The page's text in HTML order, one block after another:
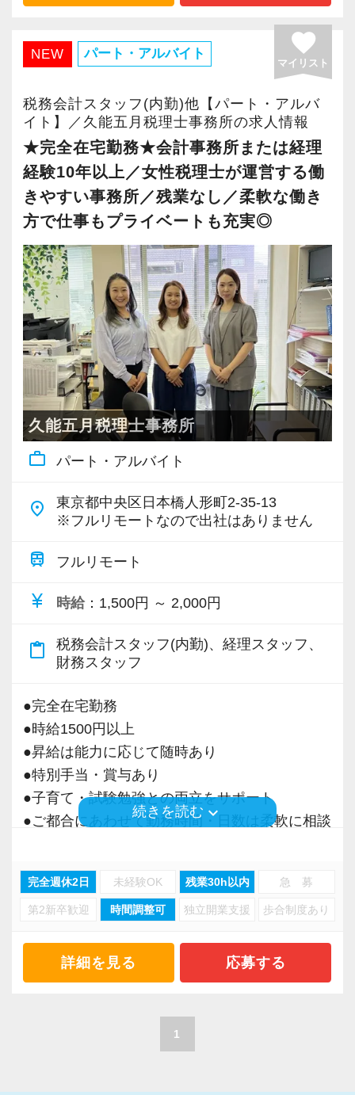
・将来的にマネジメントに関わりたい方
＜まずはカジュアル面談へ＞
・事前に気軽な面談を実施
・仕事内容やキャリアを相談可
・ざっくばらんに質問OK
・納得後に選考へ進めます
・入社時期は柔軟に対応
・半年～1年の調整も可能
まずはカジュアル面談からでも歓迎です
「応募する」からお気軽にご連絡ください。
・有給取得率90％以上
・繁忙期も月30～40h程度
・男性の育休取得率100％
・テレワーク導入済み
・全席デュアルモニタ完備
＜幅広い経験・成長環境＞
・9割が紹介の安定基盤
・一般企業～医療・学校法人まで対応
・個人～大企業まで幅広く経験可能
・税務顧問＋資産税に関与
・相続／事業承継／M&Aにも対応
＜成長中の税理士法人＞
・全国14拠点で事業展開
・従業員240名以上に拡大
・会計・税務・財務・労務まで対応
・書籍購入費／研修費は全額会社負担
・資格取得を目指す社員が多数
＜募集の背景＞
・事業拡大に伴う増員募集
・組織力強化に向けた採用
・将来の中核人材を募集
＜先輩スタッフの声＞
Q. 当事務所を選んだ理由は？
A. 幅広い業務を経験できる点に魅力を感じ、入
Q. 実際に働いてみてどうですか？
A. さまざまな業務を任せてもらえるので、以前
より成長スピードが上がったと感じています。
Q. 職場の雰囲気は？
場だと感じています。
NEW パート・アルバイト favorite
マイリスト
税務会計スタッフ(内勤)他【パート・アルバ
イト】／久能五月税理士事務所の求人情報
★完全在宅勤務★会計事務所または経理
経験10年以上／女性税理士が運営する働
きやすい事務所／残業なし／柔軟な働き
方で仕事もプライベートも充実◎
久能五月税理士事務所
work_outline パート・アルバイト
place
東京都中央区日本橋人形町2-35-13
※フルリモートなので出社はありません
train フルリモート
currency_yen 時給 ：1,500円 ～ 2,000円
content_paste
税務会計スタッフ(内勤)、経理スタッフ、
財務スタッフ
●完全在宅勤務
●時給1500円以上
●昇給は能力に応じて随時あり
●特別手当・賞与あり
●子育て・試験勉強との両立をサポート
●ご都合にあわせて勤務時間・日数は柔軟に相談
当事務所は、創業期や成長期の企業を中心に支
現代では電子化が進んでいることから人も会社
も生産性が求められており、当事務所でもDXを
職員一人ひとりの力がそのまま事業運営に直結
するところで、個人事務所ならではの面白さと
続きを読む keyboard_arrow_down
完全週休2日 未経験OK 残業30h以内 急 募
第2新卒歓迎 時間調整可 独立開業支援 歩合制度あり
詳細を見る 応募する
1